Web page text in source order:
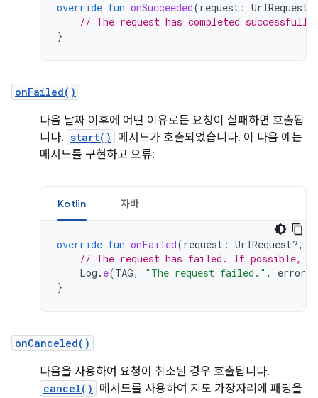
override fun onSucceeded(request :
// The request has completed
}
onFailed()
다음 날짜 이후에 어떤 이유로든 요청이 실패하면 호출됩
니다. start()
메서드가 호출되었습니다. 이 다음 예는
메서드를 구현하고 오류:
Kotlin 자바
override fun onFailed(request : UrlRequest?,
// The request has failed. If possible,
Log . e(TAG, "The request failed." , error
}
onCanceled()
다음을 사용하여 요청이 취소된 경우 호출됩니다.
cancel()
메서드를 사용하여 지도 가장자리에 패딩을